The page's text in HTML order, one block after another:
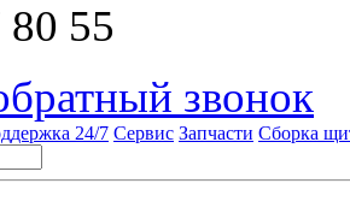
55
звонок
24/7 Сервис Запчасти Сборка